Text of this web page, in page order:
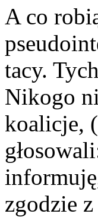
A co
tacy.
Nikogo
koalicje,
zgodzie